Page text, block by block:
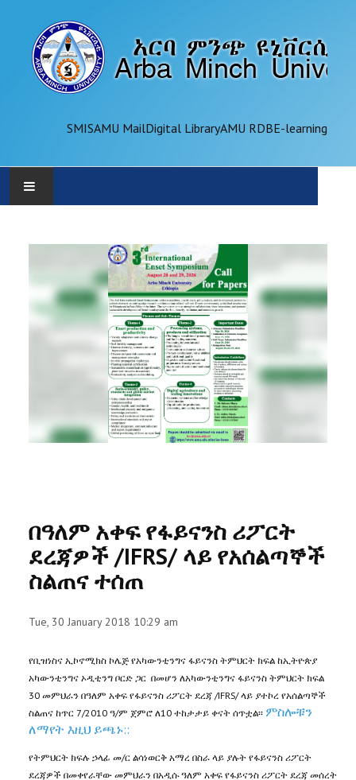
SMISAMU MailDigital LibraryAMU RDBE-learning
ADMINISTRATION
OFFICES
REGISTRAR
PARTNERSHIP
በዓለም አቀፍ የፋይናንስ ሪፖርት
ደረጃዎች /IFRS/ ላይ የአሰልጣኞች
ስልጠና ተሰጠ
Tue, 30 January 2018 10:29 am
የቢዝነስና ኢኮኖሚክስ ኮሌጅ የአካውንቲንግና ፋይናንስ ትምህርት ክፍል ከኢትዮጵያ
አካውንቲንግና ኦዲቲንግ ቦርድ ጋር በመሆን ለአካውንቲንግና ፋይናንስ ትምህርት ክፍል
30 መምህራን በዓለም አቀፍ የፋይናንስ ሪፖርት ደረጃ /IFRS/ ላይ ያተኮረ የአሰልጣኞች
ስልጠና ከጥር 7/2010 ዓ/ም ጀምሮ ለ10 ተከታታይ ቀናት ሰጥቷል፡፡ ምስሎቹን
ለማየት እዚህ ይጫኑ::
የትምህርት ክፍሉ ኃላፊ መ/ር ልሳነወርቅ አማረ በስራ ላይ ያሉት የፋይናንስ ሪፖርት
ደረጃዎች በመቀየራቸው መምህራን በአዲሱ ዓለም አቀፍ የፋይናንስ ሪፖርት ደረጃ መሰረት